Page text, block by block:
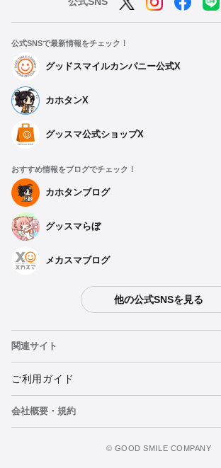
公式SNSで最新情報をチェック！
グッドスマイルカンパニー公式X
カホタンX
グッスマ公式ショップX
おすすめ情報をブログでチェック！
カホタンブログ
グッスマらぼ
メカスマブログ
他の公式SNSを見る
関連サイト
ねんどろいど
ねんどろいどフェイスメーカー
ご利用ガイド
重要なお知らせ
会社概要・規約
©️ GOOD SMILE COMPANY